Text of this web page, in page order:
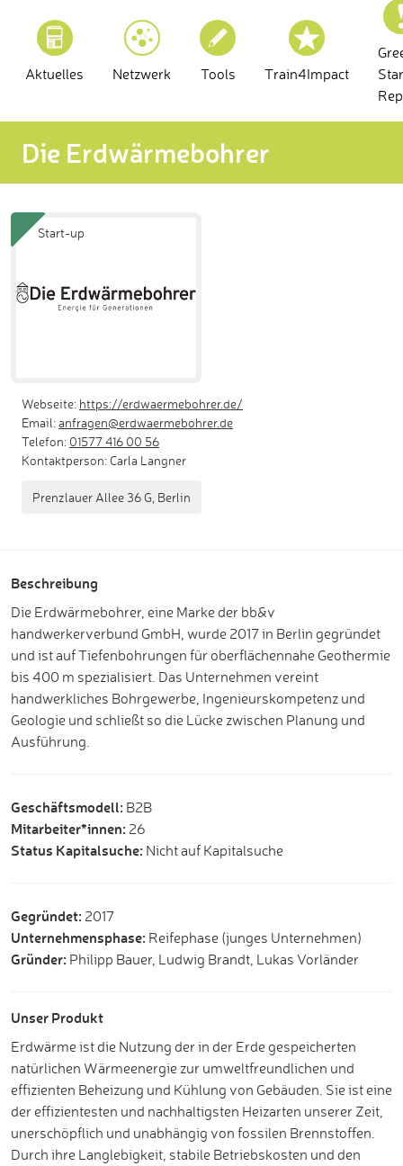
Aktuelles Netzwerk Tools Train4Impact
Die Erdwärmebohrer
Start-up
Webseite: https://erdwaermebohrer.de/
Email:anfragen@erdwaermebohrer.de
Telefon: 01577 416 00 56
Kontaktperson: Carla Langner
Prenzlauer Allee 36 G, Berlin
Beschreibung
Die Erdwärmebohrer, eine Marke der bb&v
handwerkerverbund GmbH, wurde 2017 in Berlin gegründet
und ist auf Tiefenbohrungen für oberflächennahe Geothermie
bis 400 m spezialisiert. Das Unternehmen vereint
handwerkliches Bohrgewerbe, Ingenieurskompetenz und
Geologie und schließt so die Lücke zwischen Planung und
Ausführung.
Geschäftsmodell: B2B
Mitarbeiter*innen: 26
Status Kapitalsuche: Nicht auf Kapitalsuche
Gegründet: 2017
Unternehmensphase: Reifephase (junges Unternehmen)
Gründer: Philipp Bauer, Ludwig Brandt, Lukas Vorländer
Unser Produkt
Erdwärme ist die Nutzung der in der Erde gespeicherten
natürlichen Wärmeenergie zur umweltfreundlichen und
effizienten Beheizung und Kühlung von Gebäuden. Sie ist eine
der effizientesten und nachhaltigsten Heizarten unserer Zeit,
unerschöpflich und unabhängig von fossilen Brennstoffen.
Durch ihre Langlebigkeit, stabile Betriebskosten und den